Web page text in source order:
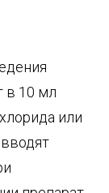
в 10 мл
или